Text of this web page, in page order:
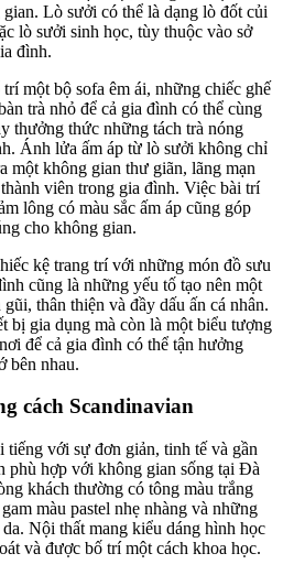
Lò sưởi có thể là dạng lò đốt củi
lò sưởi sinh học, tùy thuộc vào sở
đình.
một bộ sofa êm ái, những chiếc ghế
trà nhỏ để cả gia đình có thể cùng
thưởng thức những tách trà nóng
Ánh lửa ấm áp từ lò sưởi không chỉ
một không gian thư giãn, lãng mạn
viên trong gia đình. Việc bài trí
lông có màu sắc ấm áp cũng góp
cho không gian.
kệ trang trí với những món đồ sưu
cũng là những yếu tố tạo nên một
thân thiện và đầy dấu ấn cá nhân.
bị gia dụng mà còn là một biểu tượng
để cả gia đình có thể tận hưởng
bên nhau.
cách Scandinavian
tiếng với sự đơn giản, tinh tế và gần
phù hợp với không gian sống tại Đà
khách thường có tông màu trắng
màu pastel nhẹ nhàng và những
Nội thất mang kiểu dáng hình học
và được bố trí một cách khoa học.